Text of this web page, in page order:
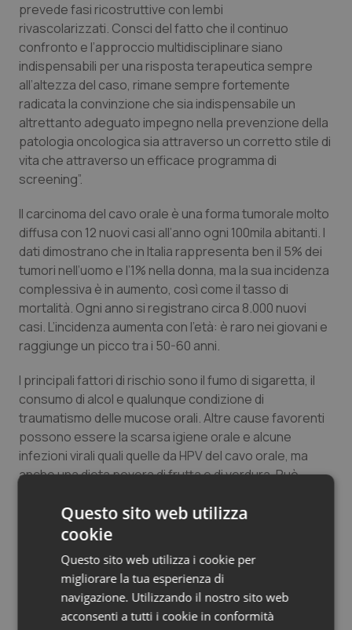
Tiroide
Tumore al seno
Tumore ovarico
Tumori del Polmone & Testa Collo
Tumori gastrointestinali
Ulcera & Reflusso
Vaccini
prevede fasi ricostruttive con lembi
rivascolarizzati. Consci del fatto che il continuo
confronto e l’approccio multidisciplinare siano
indispensabili per una risposta terapeutica sempre
all’altezza del caso, rimane sempre fortemente
radicata la convinzione che sia indispensabile un
altrettanto adeguato impegno nella prevenzione della
patologia oncologica sia attraverso un corretto stile di
vita che attraverso un efficace programma di
screening”.
Il carcinoma del cavo orale è una forma tumorale molto
diffusa con 12 nuovi casi all’anno ogni 100mila abitanti. I
dati dimostrano che in Italia rappresenta ben il 5% dei
tumori nell’uomo e l’1% nella donna, ma la sua incidenza
complessiva è in aumento, così come il tasso di
mortalità. Ogni anno si registrano circa 8.000 nuovi
casi. L’incidenza aumenta con l’età: è raro nei giovani e
raggiunge un picco tra i 50-60 anni.
I principali fattori di rischio sono il fumo di sigaretta, il
consumo di alcol e qualunque condizione di
traumatismo delle mucose orali. Altre cause favorenti
possono essere la scarsa igiene orale e alcune
infezioni virali quali quelle da HPV del cavo orale, ma
anche una dieta povera di frutta e di verdura. Può
cavo orale: sulla lingua, sulla mucosa delle guance,
sulle gengive, a livello del pavimento della bocca o della
dente del giudizio inferiore) e sul palato, sia duro che
In alcuni casi il tumore è preceduto da quelle che
Questo sito web utilizza
cookie
Questo sito web utilizza i cookie per
migliorare la tua esperienza di
navigazione. Utilizzando il nostro sito web
acconsenti a tutti i cookie in conformità